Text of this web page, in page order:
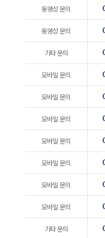
동영상 문의
동영상 문의
기타 문의
모바일 문의
모바일 문의
모바일 문의
모바일 문의
모바일 문의
모바일 문의
모바일 문의
기타 문의